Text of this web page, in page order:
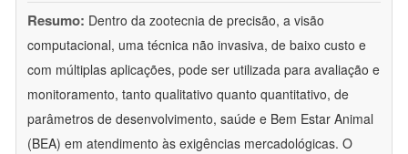
Resumo: Dentro da zootecnia de precisão, a visão
computacional, uma técnica não invasiva, de baixo custo e
com múltiplas aplicações, pode ser utilizada para avaliação e
monitoramento, tanto qualitativo quanto quantitativo, de
parâmetros de desenvolvimento, saúde e Bem Estar Animal
(BEA) em atendimento às exigências mercadológicas. O